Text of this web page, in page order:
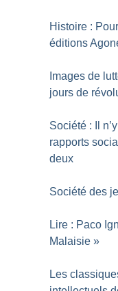
Histoire :
éditions
Images de
jours de
Société : Il
rapports
deux
Société des
Lire : Paco
Malaisie »
Les